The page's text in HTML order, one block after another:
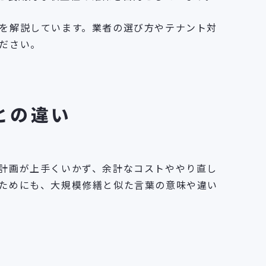
解説しています。業者の選び方やテナント対
さい。
の違い
画が上手くいかず、余計なコストややり直し
めにも、大規模修繕と似た言葉の意味や違い